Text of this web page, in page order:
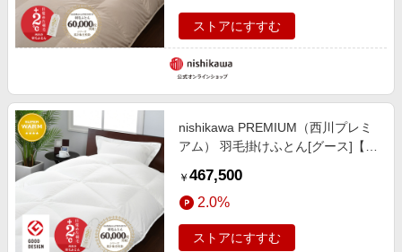
ストアにすすむ
nishikawa PREMIUM（西川プレミ
アム） 羽毛掛けふとん[グース]【※
￥ 467,500
2.0%
ストアにすすむ